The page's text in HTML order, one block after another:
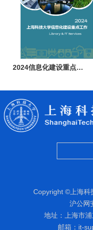
2024信息化建设重点工
Copyright ©上海科
沪公网
地址：上海市
邮箱：it-